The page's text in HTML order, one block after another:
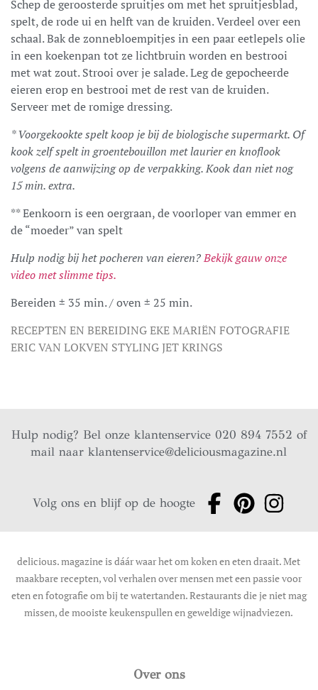
Schep de geroosterde spruitjes om met het spruitjesblad,
spelt, de rode ui en helft van de kruiden. Verdeel over een
schaal. Bak de zonnebloempitjes in een paar eetlepels olie
in een koekenpan tot ze lichtbruin worden en bestrooi
met wat zout. Strooi over je salade. Leg de gepocheerde
eieren erop en bestrooi met de rest van de kruiden.
Serveer met de romige dressing.
* Voorgekookte spelt koop je bij de biologische supermarkt. Of
kook zelf spelt in groentebouillon met laurier en knoflook
volgens de aanwijzing op de verpakking. Kook dan niet nog
15 min. extra.
** Eenkoorn is een oergraan, de voorloper van emmer en
de “moeder” van spelt
Hulp nodig bij het pocheren van eieren?Bekijk gauw onze
video met slimme tips.
Bereiden ± 35 min. / oven ± 25 min.
RECEPTEN EN BEREIDING EKE MARIËN FOTOGRAFIE
ERIC VAN LOKVEN STYLING JET KRINGS
Hulp nodig? Bel onze klantenservice 020 894 7552 of
mail naarklantenservice@deliciousmagazine.nl
Volg ons en blijf op de hoogte
delicious. magazine is dáár waar het om koken en eten draait. Met
maakbare recepten, vol verhalen over mensen met een passie voor
eten en fotografie om bij te watertanden. Restaurants die je niet mag
missen, de mooiste keukenspullen en geweldige wijnadviezen.
Over ons